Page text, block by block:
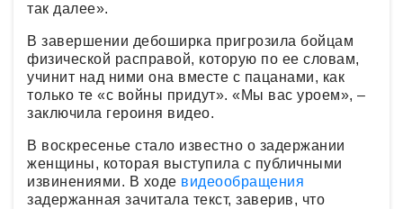
так далее».
В завершении дебоширка пригрозила бойцам
физической расправой, которую по ее словам,
учинит над ними она вместе с пацанами, как
только те «с войны придут». «Мы вас уроем», –
заключила героиня видео.
В воскресенье стало известно о задержании
женщины, которая выступила с публичными
извинениями. В ходе видеообращения
задержанная зачитала текст, заверив, что